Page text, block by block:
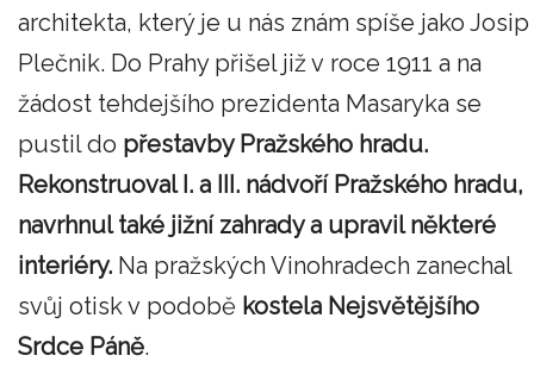
architekta, který je u nás znám spíše jako Josip
Plečnik. Do Prahy přišel již v roce 1911 a na
žádost tehdejšího prezidenta Masaryka se
pustil do přestavby Pražského hradu.
Rekonstruoval I. a III. nádvoří Pražského hradu,
navrhnul také jižní zahrady a upravil některé
interiéry. Na pražských Vinohradech zanechal
svůj otisk v podobě kostela Nejsvětějšího
Srdce Páně.